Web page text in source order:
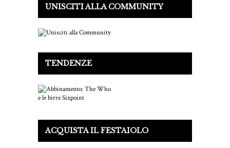
UNISCITI ALLA COMMUNITY
TENDENZE
ACQUISTA IL FESTAIOLO